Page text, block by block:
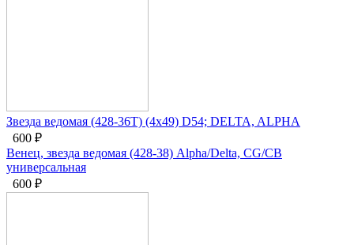
Звезда ведомая (428-36T) (4x49) D54; DELTA, ALPHA
600 ₽
Венец, звезда ведомая (428-38) Alpha/Delta, CG/CB
универсальная
600 ₽